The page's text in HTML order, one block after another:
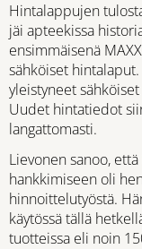
Hintalappujen
jäi apteekissa
ensimmäisenä
sähköiset
yleistyneet
Uudet hintatiedot
langattomasti.
Lievonen sanoo,
hankkimiseen oli
hinnoittelutyöstä.
käytössä tällä
tuotteissa eli noin